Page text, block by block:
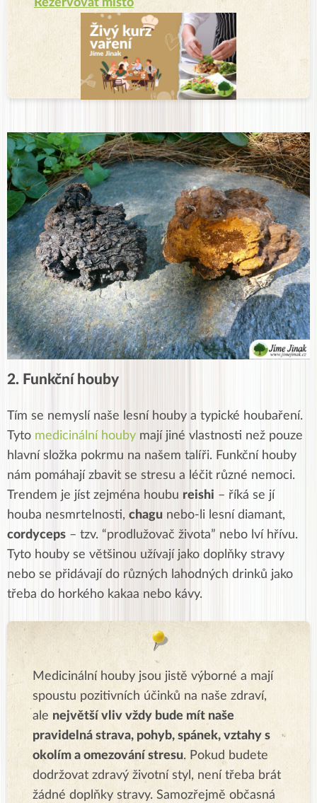
Rezervovat místo
2. Funkční houby
Tím se nemyslí naše lesní houby a typické houbaření.
Tyto medicinální houby mají jiné vlastnosti než pouze
hlavní složka pokrmu na našem talíři. Funkční houby
nám pomáhají zbavit se stresu a léčit různé nemoci.
Trendem je jíst zejména houbu reishi – říká se jí
houba nesmrtelnosti, chagu nebo-li lesní diamant,
cordyceps – tzv. “prodlužovač života” nebo lví hřívu.
Tyto houby se většinou užívají jako doplňky stravy
nebo se přidávají do různých lahodných drinků jako
třeba do horkého kakaa nebo kávy.
Medicinální houby jsou jistě výborné a mají
spoustu pozitivních účinků na naše zdraví,
ale největší vliv vždy bude mít naše
pravidelná strava, pohyb, spánek, vztahy s
okolím a omezování stresu. Pokud budete
dodržovat zdravý životní styl, není třeba brát
žádné doplňky stravy. Samozřejmě občasná